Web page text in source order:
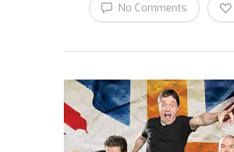
No Comments